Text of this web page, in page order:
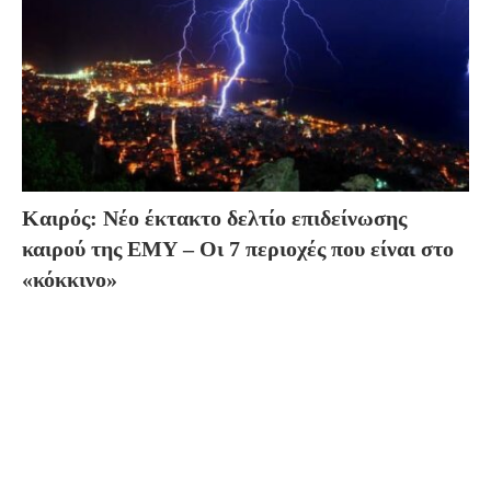
Καιρός: Νέο έκτακτο δελτίο επιδείνωσης
καιρού της ΕΜΥ – Οι 7 περιοχές που είναι στο
«κόκκινο»